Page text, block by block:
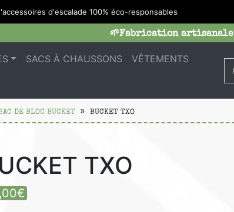
d'escalade 100% éco-responsables
🌱Fabrication artisanale
SACS À CHAUSSONS
VÊTEMENTS
DE BLOC BUCKET BUCKET TXO
TXO
€